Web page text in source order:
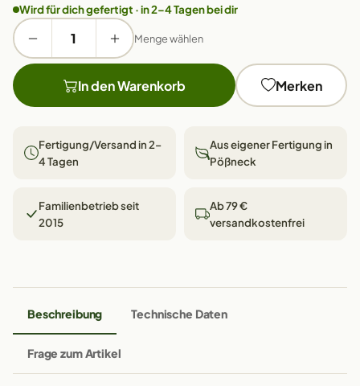
Wird für dich gefertigt · in 2–4 Tagen bei dir
Menge wählen
In den Warenkorb Merken
Fertigung/Versand in 2–
4 Tagen
Aus eigener Fertigung in
Pößneck
Familienbetrieb seit
2015
Ab 79 €
versandkostenfrei
Beschreibung Technische Daten
Frage zum Artikel